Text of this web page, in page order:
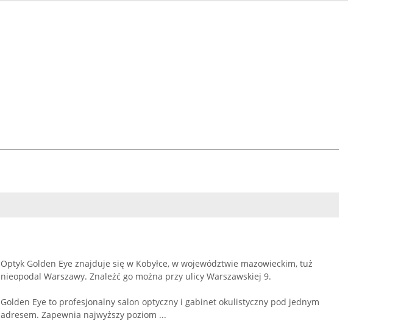
Optyk Golden Eye znajduje się w Kobyłce, w województwie mazowieckim, tuż
nieopodal Warszawy. Znaleźć go można przy ulicy Warszawskiej 9.
Golden Eye to profesjonalny salon optyczny i gabinet okulistyczny pod jednym
adresem. Zapewnia najwyższy poziom ...